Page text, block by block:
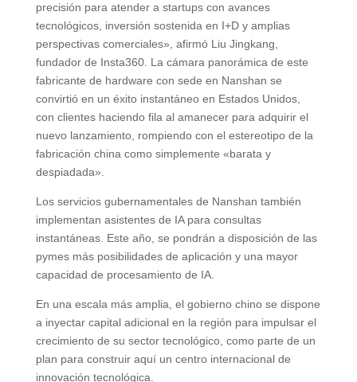
precisión para atender a startups con avances
tecnológicos, inversión sostenida en I+D y amplias
perspectivas comerciales», afirmó Liu Jingkang,
fundador de Insta360. La cámara panorámica de este
fabricante de hardware con sede en Nanshan se
convirtió en un éxito instantáneo en Estados Unidos,
con clientes haciendo fila al amanecer para adquirir el
nuevo lanzamiento, rompiendo con el estereotipo de la
fabricación china como simplemente «barata y
despiadada».
Los servicios gubernamentales de Nanshan también
implementan asistentes de IA para consultas
instantáneas. Este año, se pondrán a disposición de las
pymes más posibilidades de aplicación y una mayor
capacidad de procesamiento de IA.
En una escala más amplia, el gobierno chino se dispone
a inyectar capital adicional en la región para impulsar el
crecimiento de su sector tecnológico, como parte de un
plan para construir aquí un centro internacional de
innovación tecnológica.